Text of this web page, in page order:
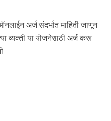
अर्ज संदर्भात माहिती जाणून
व्यक्ती या योजनेसाठी अर्ज करू